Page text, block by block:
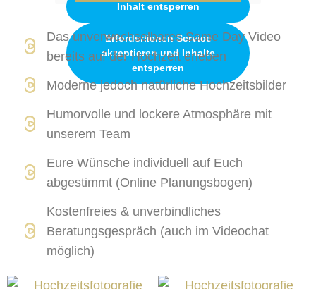
Inhalt entsperren
Erforderlichen Service
akzeptieren und Inhalte
entsperren
Das unverwechselbares Same Day Video
bereits auf der Hochzeit erleben
Moderne jedoch natürliche Hochzeitsbilder
Humorvolle und lockere Atmosphäre mit
unserem Team
Eure Wünsche individuell auf Euch
abgestimmt (Online Planungsbogen)
Kostenfreies & unverbindliches
Beratungsgespräch (auch im Videochat
möglich)